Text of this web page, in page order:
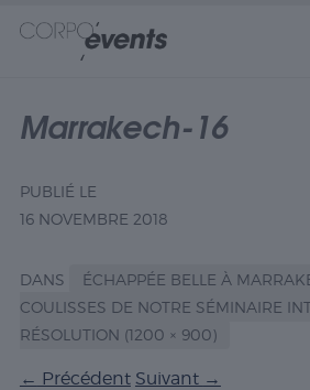
Marrakech-16
PUBLIÉ LE
16 NOVEMBRE 2018
DANS
ÉCHAPPÉE BELLE À
COULISSES DE NOTRE SÉMINAIRE
RÉSOLUTION (1200 × 900)
← Précédent Suivant →